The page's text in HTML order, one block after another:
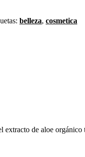
belleza, cosmetica
extracto de aloe orgánico